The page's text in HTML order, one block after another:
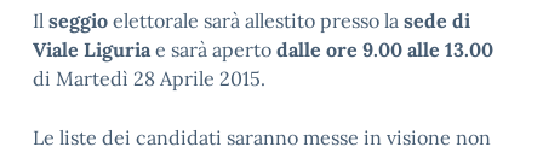
Il seggio elettorale sarà allestito presso la sede di
Viale Liguriae sarà aperto dalle ore 9.00 alle 13.00
di Martedì 28 Aprile 2015.
Le liste dei candidati saranno messe in visione non